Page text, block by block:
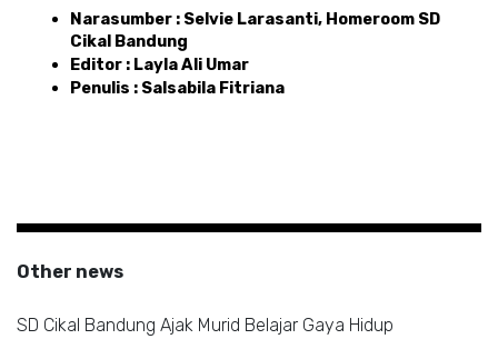
Narasumber : Selvie Larasanti, Homeroom SD
Cikal Bandung
Editor : Layla Ali Umar
Penulis : Salsabila Fitriana
Other news
SD Cikal Bandung Ajak Murid Belajar Gaya Hidup